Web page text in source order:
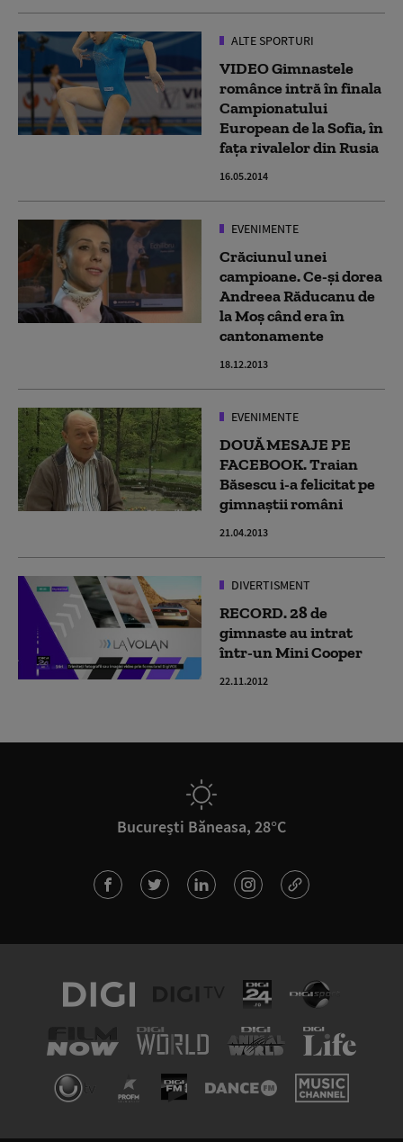
ALTE SPORTURI
VIDEO Gimnastele
românce intră în finala
Campionatului
European de la Sofia, în
faţa rivalelor din Rusia
16.05.2014
EVENIMENTE
Crăciunul unei
campioane. Ce-și dorea
Andreea Răducanu de
la Moș când era în
cantonamente
18.12.2013
EVENIMENTE
DOUĂ MESAJE PE
FACEBOOK. Traian
Băsescu i-a felicitat pe
gimnaştii români
21.04.2013
DIVERTISMENT
RECORD. 28 de
gimnaste au intrat
într-un Mini Cooper
22.11.2012
București Băneasa, 28°C